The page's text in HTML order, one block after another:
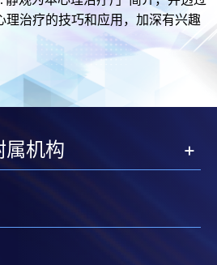
理治疗的技巧和应用，加深有兴趣
属机构